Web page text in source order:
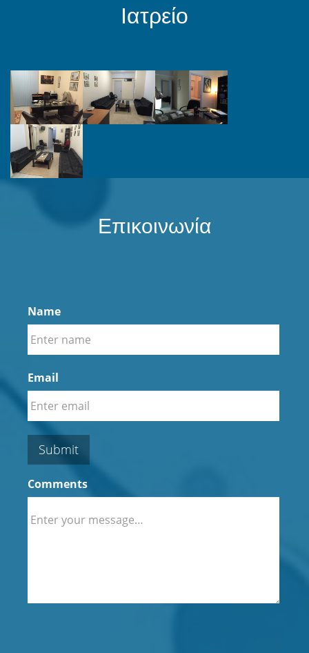
Ιατρείο
Επικοινωνία
Name
Email
Submit
Comments